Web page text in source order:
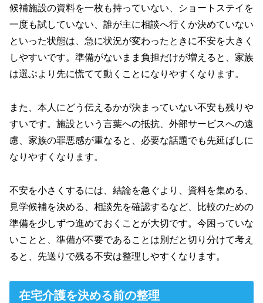
候補施設の資料を一枚も持っていない、ショートステイを
一度も試していない、誰が主に相談へ行くか決めていない
といった状態は、急に状況が変わったときに不安を大きく
しやすいです。準備がないまま負担だけが増えると、家族
は選ぶより先に慌てて動くことになりやすくなります。
また、本人にどう伝えるかが決まっていない不安も残りや
すいです。施設という言葉への抵抗、外部サービスへの遠
慮、家族の罪悪感が重なると、必要な話題でも先延ばしに
なりやすくなります。
不安を小さくするには、結論を急ぐより、資料を集める、
見学候補を決める、相談先を確認するなど、比較のための
準備を少しずつ進めておくことが大切です。今困っていな
いことと、準備が不要であることは別だと切り分けて考え
ると、先送りで残る不安は整理しやすくなります。
在宅介護を決める前の整理